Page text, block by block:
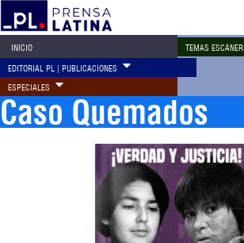
INICIO TEMAS ESCÁNER
EDITORIAL PL | PUBLICACIONES
ESPECIALES
Caso Quemados